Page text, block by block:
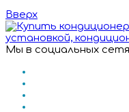
Вверх
Мы в социальных